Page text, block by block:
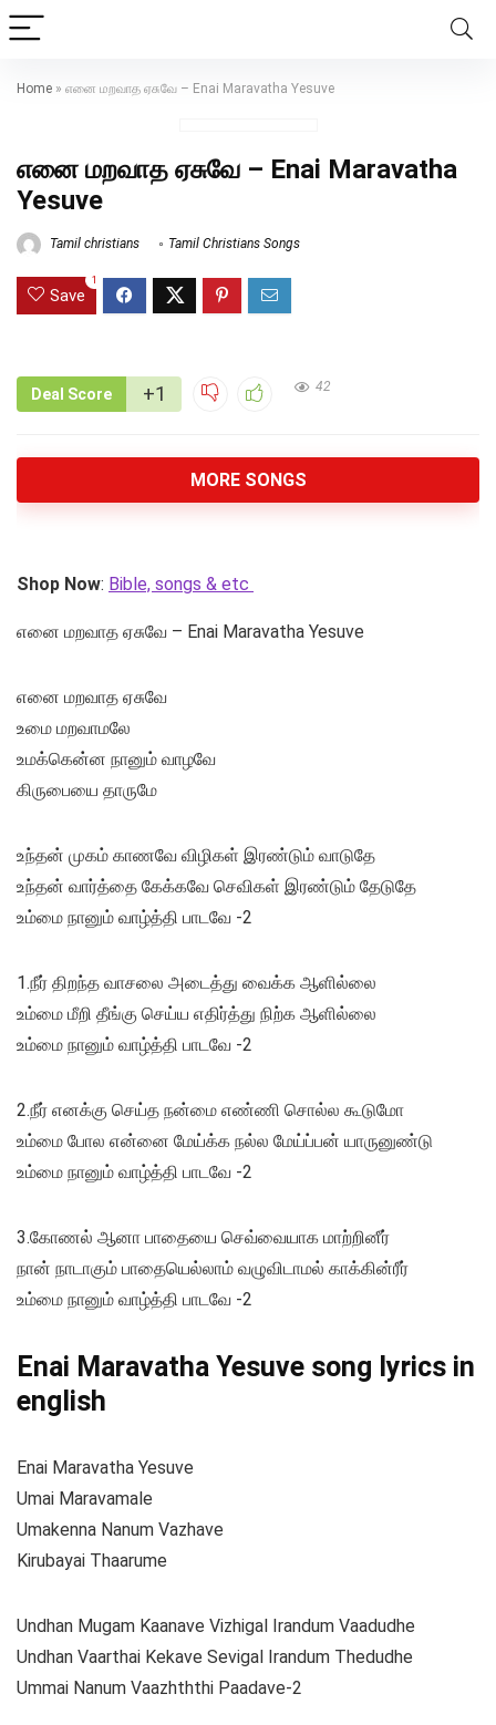
Home » எனை மறவாத ஏசுவே – Enai Maravatha Yesuve
எனை மறவாத ஏசுவே – Enai Maravatha
Yesuve
Tamil christians Tamil Christians Songs
Save
1
Deal Score +1 42
MORE SONGS
Shop Now: Bible, songs & etc
எனை மறவாத ஏசுவே – Enai Maravatha Yesuve
எனை மறவாத ஏசுவே
உமை மறவாமலே
உமக்கென்ன நானும் வாழவே
கிருபையை தாருமே
உந்தன் முகம் காணவே விழிகள் இரண்டும் வாடுதே
உந்தன் வார்த்தை கேக்கவே செவிகள் இரண்டும் தேடுதே
உம்மை நானும் வாழ்த்தி பாடவே -2
1.நீர் திறந்த வாசலை அடைத்து வைக்க ஆளில்லை
உம்மை மீறி தீங்கு செய்ய எதிர்த்து நிற்க ஆளில்லை
உம்மை நானும் வாழ்த்தி பாடவே -2
2.நீர் எனக்கு செய்த நன்மை எண்ணி சொல்ல கூடுமோ
உம்மை போல என்னை மேய்க்க நல்ல மேய்ப்பன் யாருனுண்டு
உம்மை நானும் வாழ்த்தி பாடவே -2
3.கோணல் ஆனா பாதையை செவ்வையாக மாற்றினீர்
நான் நாடாகும் பாதையெல்லாம் வழுவிடாமல் காக்கின்ரீர்
உம்மை நானும் வாழ்த்தி பாடவே -2
Enai Maravatha Yesuve song lyrics in
english
Enai Maravatha Yesuve
Umai Maravamale
Umakenna Nanum Vazhave
Kirubayai Thaarume
Undhan Mugam Kaanave Vizhigal Irandum Vaadudhe
Undhan Vaarthai Kekave Sevigal Irandum Thedudhe
Ummai Nanum Vaazhththi Paadave-2